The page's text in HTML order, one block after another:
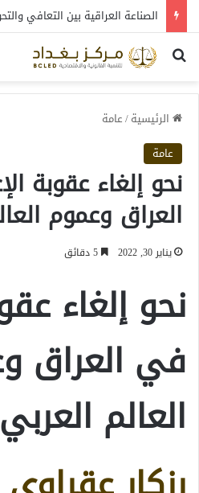
بحث عن
الرئيسية/عامة
عامة
نحو إلغاء عقوبة
العراق وعموم
يناير 30, 2022
نحو إلغاء
في العراق
العالم